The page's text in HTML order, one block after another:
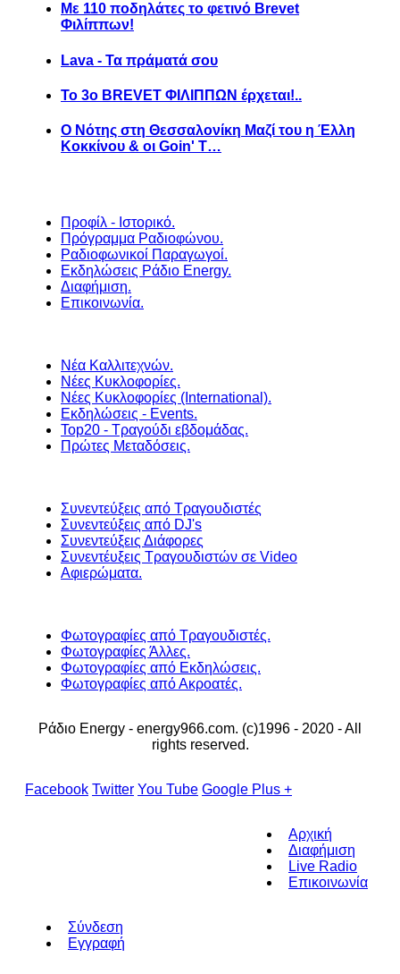
Με 110 ποδηλάτες το φετινό Brevet
Φιλίππων!
Lava - Τα πράματά σου
Το 3ο BREVET ΦΙΛΙΠΠΩΝ έρχεται!..
Ο Νότης στη Θεσσαλονίκη Μαζί του η Έλλη
Κοκκίνου & οι Goin' T…
Προφίλ - Ιστορικό.
Πρόγραμμα Ραδιοφώνου.
Ραδιοφωνικοί Παραγωγοί.
Εκδηλώσεις Ράδιο Energy.
Διαφήμιση.
Επικοινωνία.
Νέα Καλλιτεχνών.
Νέες Κυκλοφορίες.
Νέες Κυκλοφορίες (International).
Εκδηλώσεις - Events.
Top20 - Τραγούδι εβδομάδας.
Πρώτες Μεταδόσεις.
Συνεντεύξεις από Τραγουδιστές
Συνεντεύξεις από DJ's
Συνεντεύξεις Διάφορες
Συνεντέυξεις Τραγουδιστών σε Video
Αφιερώματα.
Φωτογραφίες από Τραγουδιστές.
Φωτογραφίες Άλλες.
Φωτογραφίες από Εκδηλώσεις.
Φωτογραφίες από Ακροατές.
Ράδιο Energy - energy966.com. (c)1996 - 2020 - All
rights reserved.
Facebook Twitter You Tube Google Plus +
Αρχική
Διαφήμιση
Live Radio
Επικοινωνία
Σύνδεση
Εγγραφή